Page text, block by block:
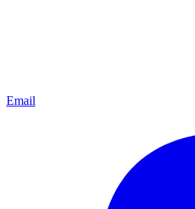
Email